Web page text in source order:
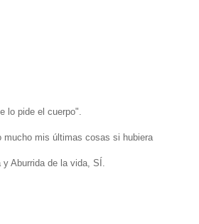
lo pide el cuerpo".
mucho mis últimas cosas si hubiera
Aburrida de la vida, SÍ.